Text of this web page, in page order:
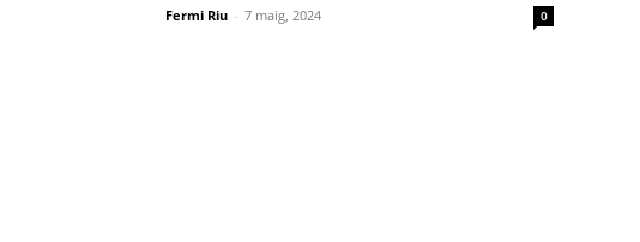
Fermi Riu - 7 maig, 2024 0